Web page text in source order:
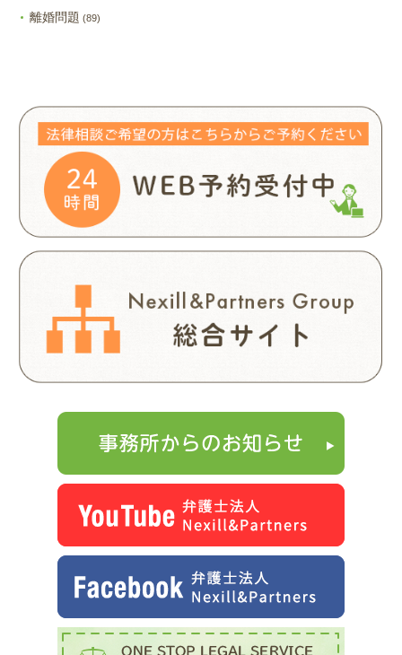
離婚問題 (89)